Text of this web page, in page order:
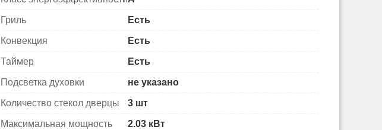
Гриль Есть
Конвекция Есть
Таймер Есть
Подсветка духовки не указано
Количество стекол дверцы 3 шт
Максимальная мощность 2.03 кВт